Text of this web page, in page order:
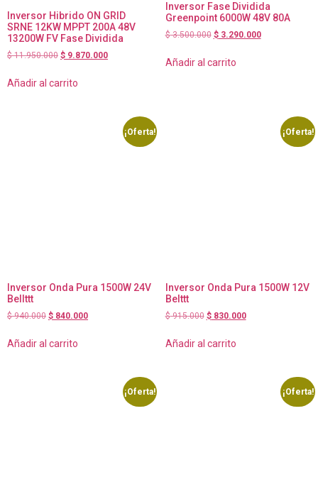
Inversor Hibrido ON GRID
SRNE 12KW MPPT 200A 48V
13200W FV Fase Dividida
$11.950.000 $ 9.870.000
Añadir al carrito
Inversor Fase Dividida
Greenpoint 6000W 48V 80A
$3.500.000 $3.290.000
Añadir al carrito
¡Oferta!
Inversor Onda Pura 1500W 24V
Bellttt
$940.000 $ 840.000
Añadir al carrito
¡Oferta!
Inversor Onda Pura 1500W 12V
Belttt
$915.000 $830.000
Añadir al carrito
¡Oferta! ¡Oferta!